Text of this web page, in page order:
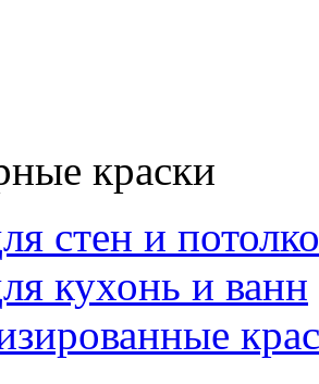
краски
стен и
кухонь и ванн